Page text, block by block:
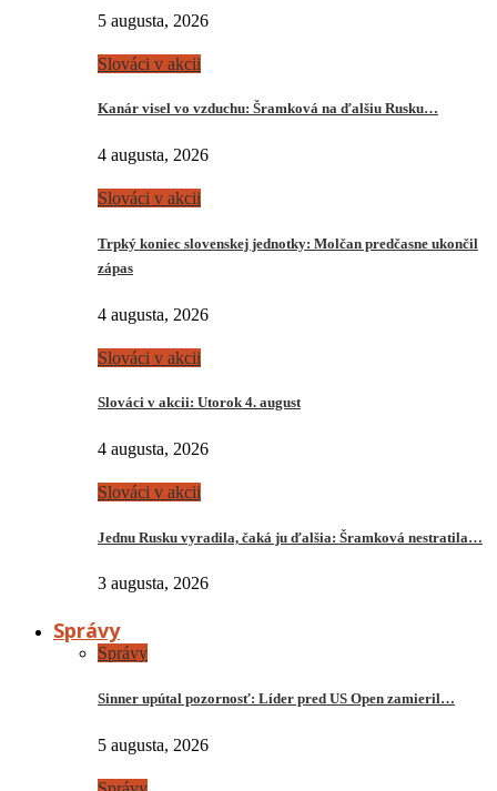
5 augusta, 2026
Slováci v akcii
Kanár visel vo vzduchu: Šramková na ďalšiu Rusku…
4 augusta, 2026
Slováci v akcii
Trpký koniec slovenskej jednotky: Molčan predčasne ukončil
zápas
4 augusta, 2026
Slováci v akcii
Slováci v akcii: Utorok 4. august
4 augusta, 2026
Slováci v akcii
Jednu Rusku vyradila, čaká ju ďalšia: Šramková nestratila…
3 augusta, 2026
Správy
Správy
Sinner upútal pozornosť: Líder pred US Open zamieril…
5 augusta, 2026